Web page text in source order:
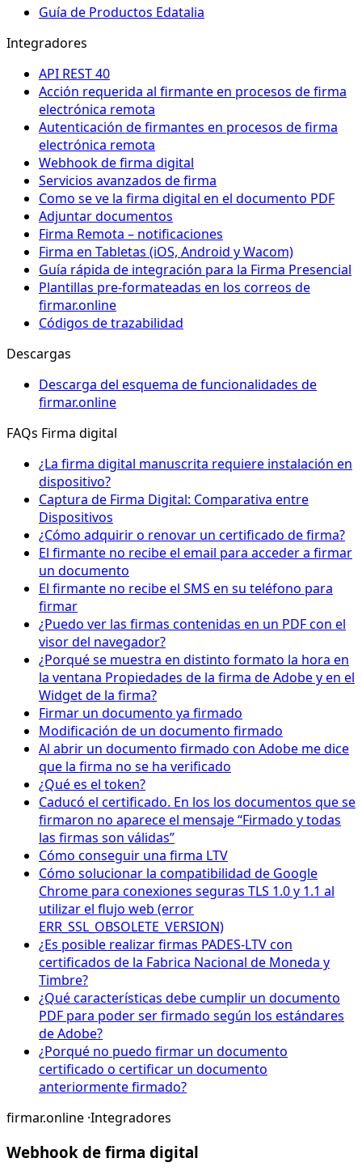
Guía de Productos Edatalia
Integradores
API REST 40
Acción requerida al firmante en procesos de firma
electrónica remota
Autenticación de firmantes en procesos de firma
electrónica remota
Webhook de firma digital
Servicios avanzados de firma
Como se ve la firma digital en el documento PDF
Adjuntar documentos
Firma Remota – notificaciones
Firma en Tabletas (iOS, Android y Wacom)
Guía rápida de integración para la Firma Presencial
Plantillas pre-formateadas en los correos de
firmar.online
Códigos de trazabilidad
Descargas
Descarga del esquema de funcionalidades de
firmar.online
FAQs Firma digital
¿La firma digital manuscrita requiere instalación en
dispositivo?
Captura de Firma Digital: Comparativa entre
Dispositivos
¿Cómo adquirir o renovar un certificado de firma?
El firmante no recibe el email para acceder a firmar
un documento
El firmante no recibe el SMS en su teléfono para
firmar
¿Puedo ver las firmas contenidas en un PDF con el
visor del navegador?
¿Porqué se muestra en distinto formato la hora en
la ventana Propiedades de la firma de Adobe y en el
Widget de la firma?
Firmar un documento ya firmado
Modificación de un documento firmado
Al abrir un documento firmado con Adobe me dice
que la firma no se ha verificado
¿Qué es el token?
Caducó el certificado. En los los documentos que se
firmaron no aparece el mensaje “Firmado y todas
las firmas son válidas”
Cómo conseguir una firma LTV
Cómo solucionar la compatibilidad de Google
Chrome para conexiones seguras TLS 1.0 y 1.1 al
utilizar el flujo web (error
ERR_SSL_OBSOLETE_VERSION)
¿Es posible realizar firmas PADES-LTV con
certificados de la Fabrica Nacional de Moneda y
Timbre?
¿Qué características debe cumplir un documento
PDF para poder ser firmado según los estándares
de Adobe?
¿Porqué no puedo firmar un documento
certificado o certificar un documento
anteriormente firmado?
firmar.online ·Integradores
Webhook de firma digital